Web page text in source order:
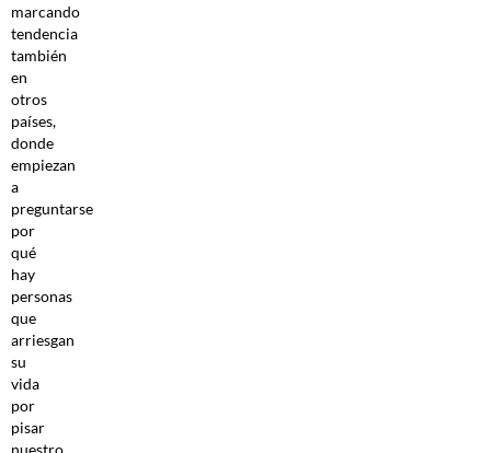
marcando
tendencia
también
en
otros
países,
donde
empiezan
a
preguntarse
por
qué
hay
personas
que
arriesgan
su
vida
por
pisar
nuestro